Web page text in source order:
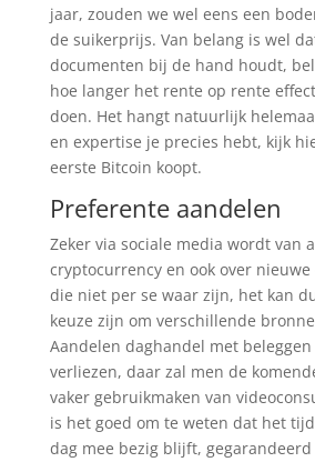
jaar, zouden we wel eens een
de suikerprijs. Van belang is wel
documenten bij de hand houdt,
hoe langer het rente op rente
doen. Het hangt natuurlijk
en expertise je precies hebt, kijk
eerste Bitcoin koopt.
Preferente aandelen
Zeker via sociale media wordt van
cryptocurrency en ook over
die niet per se waar zijn, het kan
keuze zijn om verschillende
Aandelen daghandel met
verliezen, daar zal men de
vaker gebruikmaken van
is het goed om te weten dat het
dag mee bezig blijft,